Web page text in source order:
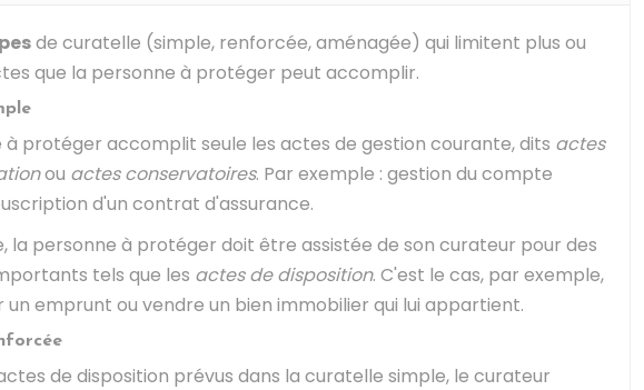
de curatelle (simple, renforcée, aménagée) qui limitent plus ou
que la personne à protéger peut accomplir.
à protéger accomplit seule les actes de gestion courante, dits actes
ou actes conservatoires. Par exemple : gestion du compte
d'un contrat d'assurance.
la personne à protéger doit être assistée de son curateur pour des
tels que les actes de disposition. C'est le cas, par exemple,
emprunt ou vendre un bien immobilier qui lui appartient.
de disposition prévus dans la curatelle simple, le curateur